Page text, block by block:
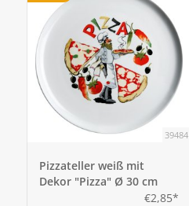
39484
Pizzateller weiß mit
Dekor "Pizza" Ø 30 cm
€2,85*